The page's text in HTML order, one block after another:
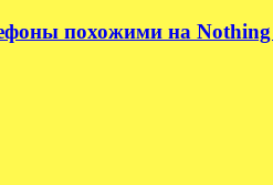
похожими на Nothing